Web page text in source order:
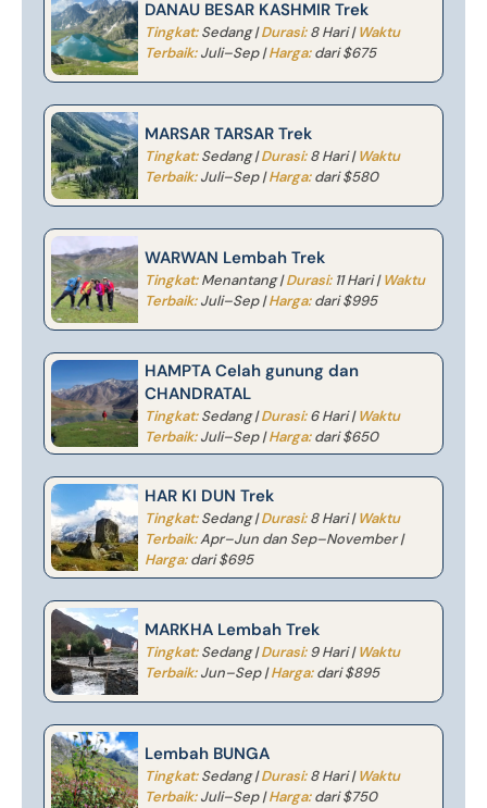
DANAU BESAR KASHMIR Trek
Tingkat:Sedang |Durasi:8 Hari |Waktu
Terbaik:Juli–Sep |Harga:dari $675
MARSAR TARSAR Trek
Tingkat:Sedang |Durasi:8 Hari |Waktu
Terbaik:Juli–Sep |Harga:dari $580
WARWAN Lembah Trek
Tingkat:Menantang |Durasi:11 Hari |Waktu
Terbaik:Juli–Sep |Harga:dari $995
HAMPTA Celah gunung dan
CHANDRATAL
Tingkat:Sedang |Durasi:6 Hari |Waktu
Terbaik:Juli–Sep |Harga:dari $650
HAR KI DUN Trek
Tingkat:Sedang |Durasi:8 Hari |Waktu
Terbaik:Apr–Jun dan Sep–November |
Harga:dari $695
MARKHA Lembah Trek
Tingkat:Sedang |Durasi:9 Hari |Waktu
Terbaik:Jun–Sep |Harga:dari $895
Lembah BUNGA
Tingkat:Sedang |Durasi:8 Hari |Waktu
Terbaik:Juli–Sep |Harga:dari $750